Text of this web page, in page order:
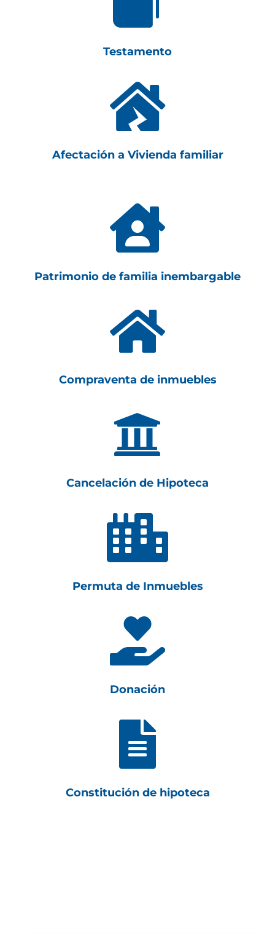
Testamento

Afectación a Vivienda familiar

Patrimonio de familia inembargable

Compraventa de inmuebles

Cancelación de Hipoteca

Permuta de Inmuebles

Donación

Constitución de hipoteca